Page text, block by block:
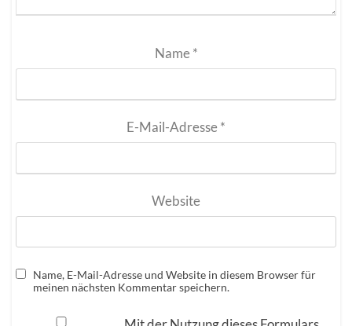
Name*
E-Mail-Adresse*
Website
Name, E-Mail-Adresse und Website in diesem Browser für
meinen nächsten Kommentar speichern.